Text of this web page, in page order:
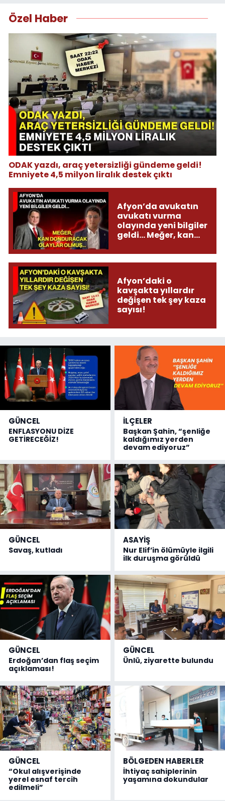
Özel Haber
ODAK yazdı, araç yetersizliği gündeme geldi!
Emniyete 4,5 milyon liralık destek çıktı
Afyon’da avukatın
avukatı vurma
olayında yeni bilgiler
geldi... Meğer, kan
olmuş...
Afyon’daki o
kavşakta yıllardır
değişen tek şey kaza
sayısı!
GÜNCEL
ENFLASYONU DİZE
GETİRECEĞİZ!
İLÇELER
Başkan Şahin, “şenliğe
kaldığımız yerden
devam ediyoruz”
GÜNCEL
Savaş, kutladı
ASAYİŞ
Nur Elif’in ölümüyle ilgili
ilk duruşma görüldü
GÜNCEL
Erdoğan’dan flaş seçim
açıklaması!
GÜNCEL
Ünlü, ziyarette bulundu
GÜNCEL
“Okul alışverişinde
yerel esnaf tercih
edilmeli”
BÖLGEDEN HABERLER
İhtiyaç sahiplerinin
yaşamına dokundular